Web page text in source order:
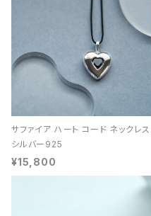
サファイア ハート コード ネックレス
シルバー925
¥15,800